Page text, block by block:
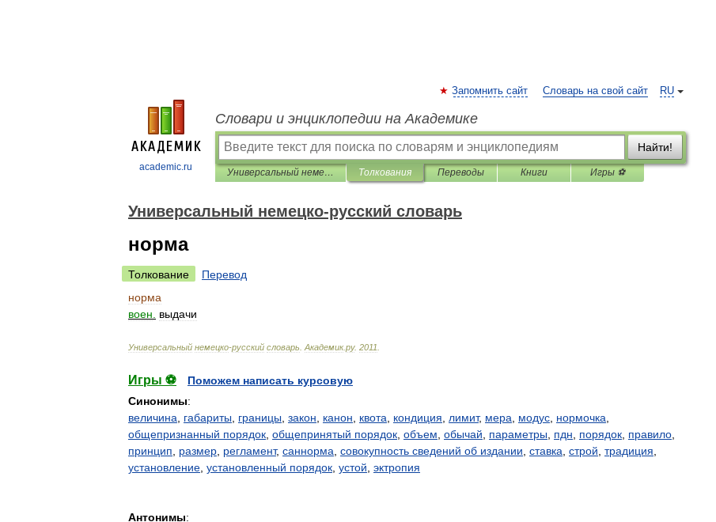
academic.ru
RU
Запомнить сайт Словарь на свой сайт
Словари и энциклопедии на Академике
Найти!
Универсальный немецко-русский словарь Толкования Переводы Книги Игры ⚽
Универсальный немецко-русский словарь
норма
Толкование
Перевод
норма
воен
выдачи
Универсальный немецко-русский словарь Академик.ру. 2011
Игры ⚽
Поможем написать курсовую
Синонимы:
величина
габариты границы закон канон квота кондиция лимит, мера модус нормочка
общепризнанный порядок общепринятый порядок объем обычай параметры пдн порядок правило
принцип
размер регламент, саннорма совокупность сведений об издании ставка строй традиция
установление установленный порядок устой эктропия
Антонимы: